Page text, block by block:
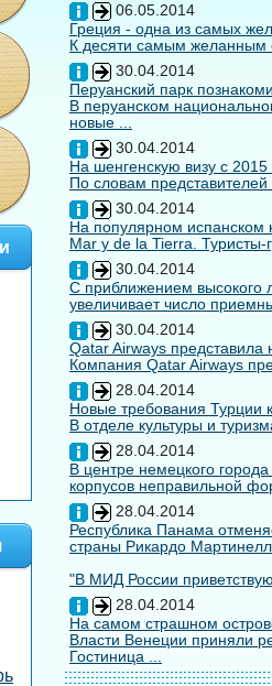
06.05.2014
Греция - одна из самых
К десяти самым желанным
30.04.2014
Перуанский парк
В перуанском
новые ...
30.04.2014
На шенгенскую визу с 2015
По словам
30.04.2014
На популярном испанском
Mar y de la Tierra. Туристы-
30.04.2014
С приближением высокого
увеличивает число
30.04.2014
Qatar Airways
Компания Qatar Airways
28.04.2014
Новые требования Турции
В отделе культуры и
28.04.2014
В центре немецкого
корпусов неправильной
28.04.2014
Республика Панама
страны Рикардо
"В МИД России
28.04.2014
На самом страшном
Власти Венеции приняли
Гостиница ...